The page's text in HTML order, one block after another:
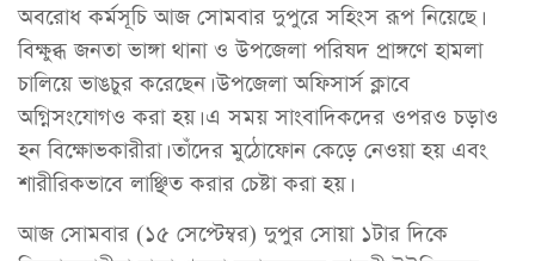
অবরোধ কর্মসূচি আজ সোমবার দুপুরে সহিংস রূপ নিয়েছে।
বিক্ষুব্ধ জনতা ভাঙ্গা থানা ও উপজেলা পরিষদ প্রাঙ্গণে হামলা
চালিয়ে ভাঙচুর করেছেন। উপজেলা অফিসার্স ক্লাবে
অগ্নিসংযোগও করা হয়। এ সময় সাংবাদিকদের ওপরও চড়াও
হন বিক্ষোভকারীরা। তাঁদের মুঠোফোন কেড়ে নেওয়া হয় এবং
শারীরিকভাবে লাঞ্ছিত করার চেষ্টা করা হয়।
আজ সোমবার (১৫ সেপ্টেম্বর) দুপুর সোয়া ১টার দিকে